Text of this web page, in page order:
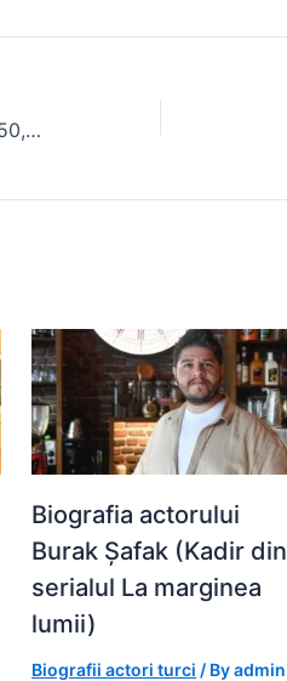
ar
“Frați de suflet” Episoadele 49 și 50, rezumat. Nermin părăsește serialul
Biografia actorului
Burak Șafak (Kadir din
serialul La marginea
lumii)
Biografii actori turci / Byadmin